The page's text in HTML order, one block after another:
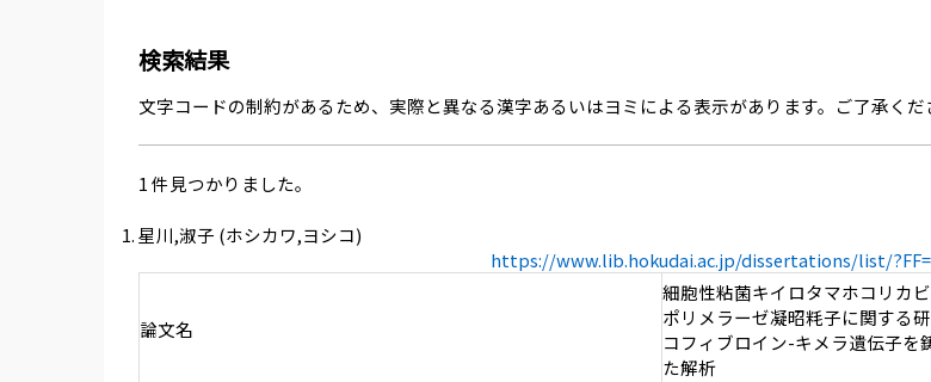
検索結果
文字コードの制約があるため、実際と異なる漢字あるいはヨミによる表示があります。ご了承くだ
1 件見つかりました。
星川,淑子 (ホシカワ,ヨシコ)
https://www.lib.hokudai.ac.jp/dissertations/list/
論文名
細胞性粘菌キイロタマホコリカ
ポリメラーゼ凝昭粍子に関する
コフィブロイン-キメラ遺伝子を
た解析